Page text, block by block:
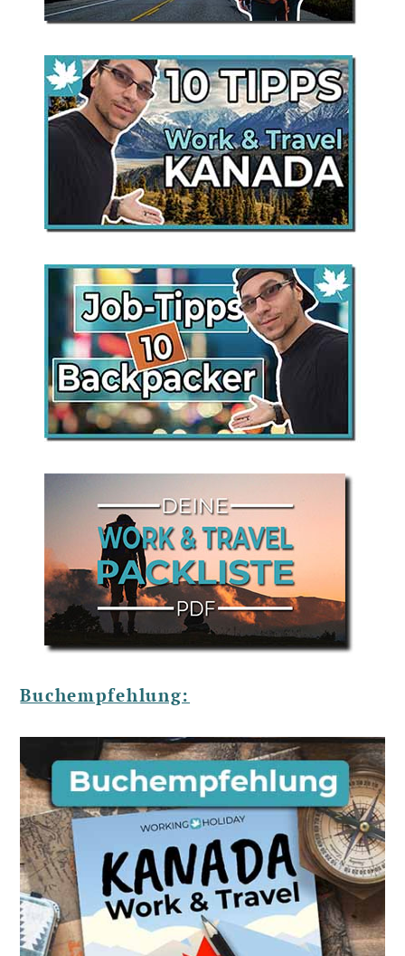
Buchempfehlung: